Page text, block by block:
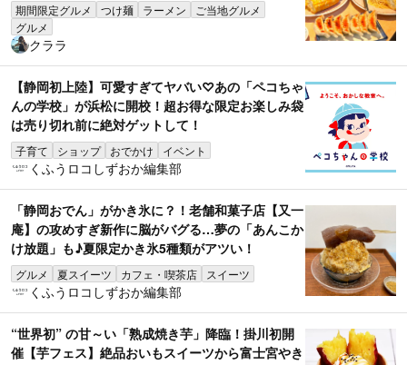
期間限定グルメ つけ麺 ラーメン
ご当地グルメ
グルメ
クララ
【静岡初上陸】可愛すぎてヤバい♡あの「ペコちゃ
んの学校」が浜松に開校！超お得な限定お楽しみ袋
は売り切れ前に絶対ゲットして！
子育て ショップ おでかけ イベント
くふうロコしずおか編集部
「静岡おでん」がかき氷に？！老舗和菓子店【又一
庵】の攻めすぎ新作に脳がバグる…夢の「あんこか
け放題」も♪夏限定かき氷5種類がアツい！
グルメ 夏スイーツ カフェ・喫茶店 スイーツ
くふうロコしずおか編集部
“世界初” の甘～い「熟成焼き芋」降臨！掛川初開
催【芋フェス】絶品おいもスイーツから富士宮やき